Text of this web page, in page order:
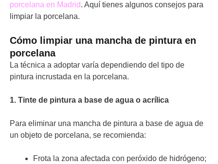
porcelana en Madrid. Aquí tienes algunos consejos para
limpiar la porcelana.
Cómo limpiar una mancha de pintura en
porcelana
La técnica a adoptar varía dependiendo del tipo de
pintura incrustada en la porcelana.
1. Tinte de pintura a base de agua o acrílica
Para eliminar una mancha de pintura a base de agua de
un objeto de porcelana, se recomienda:
Frota la zona afectada con peróxido de hidrógeno;